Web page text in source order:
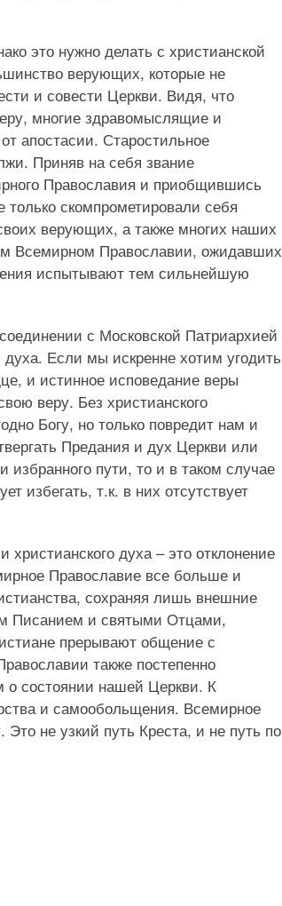
это нужно делать с христианской
верующих, которые не
и совести Церкви. Видя, что
многие здравомыслящие и
апостасии. Старостильное
Приняв на себя звание
Православия и приобщившись
скомпрометировали себя
верующих, а также многих наших
Всемирном Православии, ожидавших
испытывают тем сильнейшую
с Московской Патриархией
Если мы искренне хотим угодить
и истинное исповедание веры
веру. Без христианского
Богу, но только повредит нам и
Предания и дух Церкви или
избранного пути, то и в таком случае
избегать, т.к. в них отсутствует
духа – это отклонение
Православие все больше и
сохраняя лишь внешние
Писанием и святыми Отцами,
прерывают общение с
также постепенно
о состоянии нашей Церкви. К
и самообольщения. Всемирное
не узкий путь Креста, и не путь по